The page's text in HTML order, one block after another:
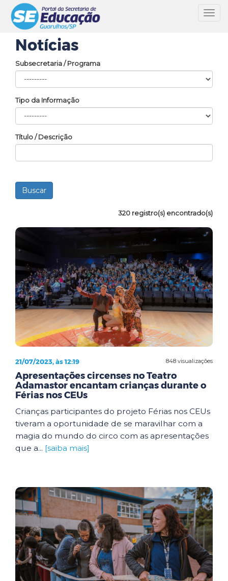
Notícias
Subsecretaria / Programa
Tipo da Informação
Título / Descrição
320 registro(s) encontrado(s)
848 visualizações
21/07/2023, às 12:19
Apresentações circenses no Teatro
Adamastor encantam crianças durante o
Férias nos CEUs
Crianças participantes do projeto Férias nos CEUs
tiveram a oportunidade de se maravilhar com a
magia do mundo do circo com as apresentações
que a... [saiba mais]